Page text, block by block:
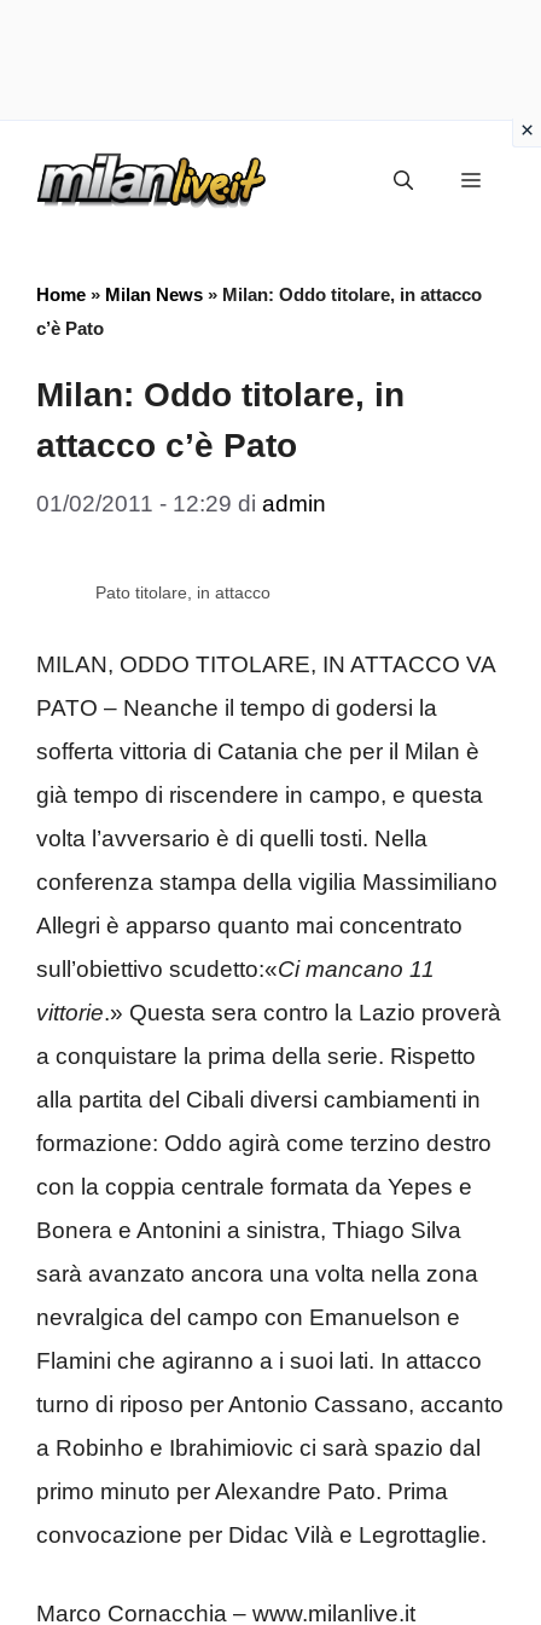
Menu
Home » Milan News » Milan: Oddo titolare, in attacco
c’è Pato
Milan: Oddo titolare, in
attacco c’è Pato
01/02/2011 - 12:29 di admin
Pato titolare, in attacco
MILAN, ODDO TITOLARE, IN ATTACCO VA
PATO – Neanche il tempo di godersi la
sofferta vittoria di Catania che per il Milan è
già tempo di riscendere in campo, e questa
volta l’avversario è di quelli tosti. Nella
conferenza stampa della vigilia Massimiliano
Allegri è apparso quanto mai concentrato
sull’obiettivo scudetto:«Ci mancano 11
vittorie.» Questa sera contro la Lazio proverà
a conquistare la prima della serie. Rispetto
alla partita del Cibali diversi cambiamenti in
formazione: Oddo agirà come terzino destro
con la coppia centrale formata da Yepes e
Bonera e Antonini a sinistra, Thiago Silva
sarà avanzato ancora una volta nella zona
nevralgica del campo con Emanuelson e
Flamini che agiranno a i suoi lati. In attacco
turno di riposo per Antonio Cassano, accanto
a Robinho e Ibrahimiovic ci sarà spazio dal
primo minuto per Alexandre Pato. Prima
convocazione per Didac Vilà e Legrottaglie.
Marco Cornacchia – www.milanlive.it